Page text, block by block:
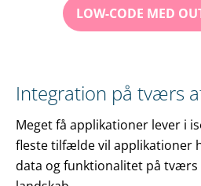
LOW-CODE MED
Integration på tværs
Meget få applikationer lever i
fleste tilfælde vil applikationer
data og funktionalitet på tværs